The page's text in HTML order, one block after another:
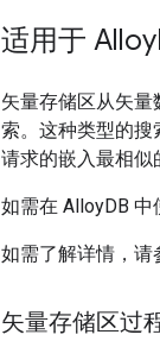
适用于 Alloy
矢量存储区从矢
索。这种类型的搜
请求的嵌入最相似
如需在 AlloyDB
如需了解详情，请
矢量存储区过